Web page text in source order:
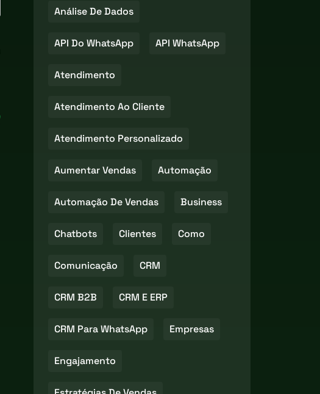
Análise De Dados
API Do WhatsApp API WhatsApp
Atendimento
Atendimento Ao Cliente
Atendimento Personalizado
Aumentar Vendas Automação
Automação De Vendas Business
Chatbots Clientes Como
Comunicação CRM
CRM B2B CRM E ERP
CRM Para WhatsApp Empresas
Engajamento